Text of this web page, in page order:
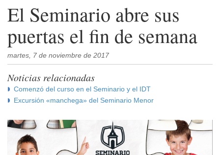
El Seminario abre sus
puertas el fin de semana
martes, 7 de noviembre de 2017
Noticias relacionadas
Comenzó del curso en el Seminario y el IDT
Excursión «manchega» del Seminario Menor